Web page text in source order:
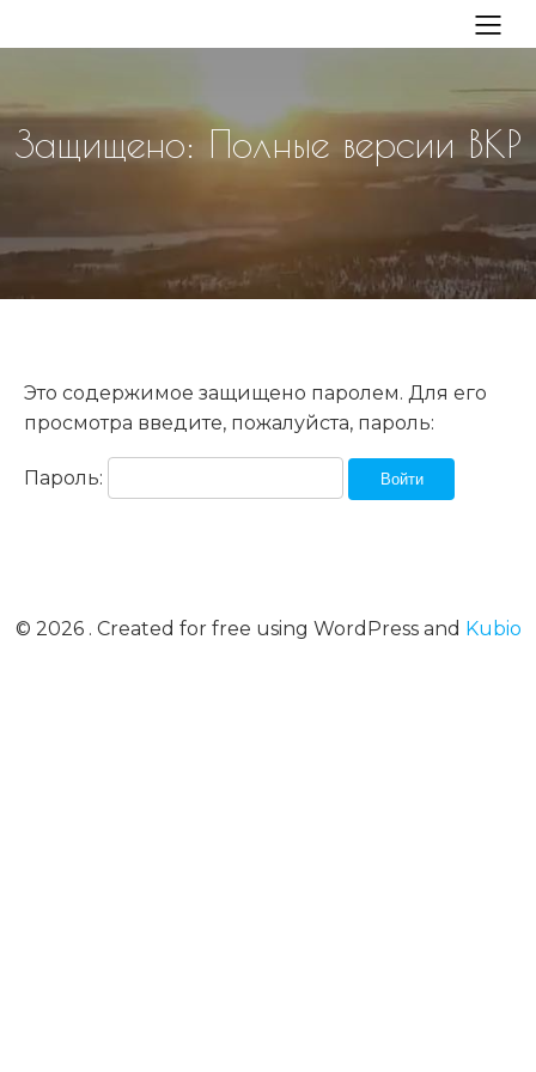
Защищено: Полные версии ВКР
Это содержимое защищено паролем. Для его
просмотра введите, пожалуйста, пароль:
Пароль:
© 2026 . Created for free using WordPress and Kubio